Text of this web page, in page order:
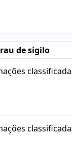
de sigilo